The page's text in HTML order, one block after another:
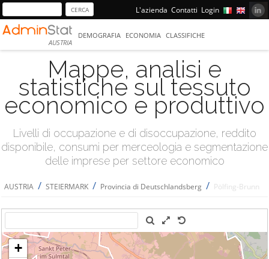
L'azienda Contatti Login
AUSTRIA
DEMOGRAFIA ECONOMIA CLASSIFICHE
Mappe, analisi e
statistiche sul tessuto
economico e produttivo
Livelli di occupazione e di disoccupazione, reddito
disponibile, consumi per merceologia e segmentazione
delle imprese per settore economico
AUSTRIA / STEIERMARK / Provincia di Deutschlandsberg / Pölfing-Brunn